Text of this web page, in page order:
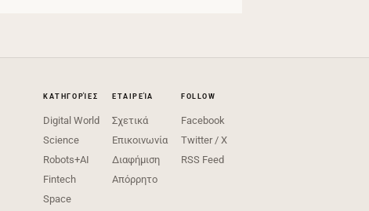
ΚΑΤΗΓΟΡΊΕΣ
Digital World
Science
Robots+AI
Fintech
Space
ΕΤΑΙΡΕΊΑ
Σχετικά
Επικοινωνία
Διαφήμιση
Απόρρητο
FOLLOW
Facebook
Twitter / X
RSS Feed